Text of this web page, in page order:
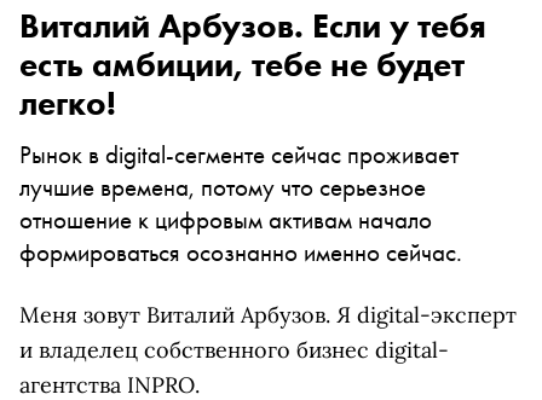
Виталий Арбузов. Если у тебя
есть амбиции, тебе не будет
легко!
Рынок в digital-сегменте сейчас проживает
лучшие времена, потому что серьезное
отношение к цифровым активам начало
формироваться осознанно именно сейчас.
Меня зовут Виталий Арбузов. Я digital-эксперт
и владелец собственного бизнес digital-
агентства INPRO.